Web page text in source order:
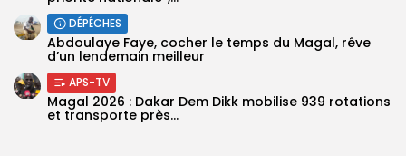
DÉPÊCHES
Abdoulaye Faye, cocher le temps du Magal, rêve
d’un lendemain meilleur
APS-TV
Magal 2026 : Dakar Dem Dikk mobilise 939 rotations
et transporte près...